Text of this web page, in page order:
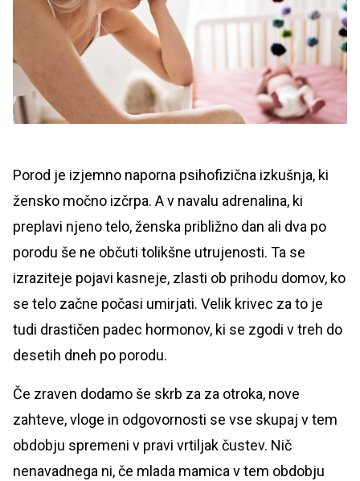
Porod je izjemno naporna psihofizična izkušnja, ki
žensko močno izčrpa. A v navalu adrenalina, ki
preplavi njeno telo, ženska približno dan ali dva po
porodu še ne občuti tolikšne utrujenosti. Ta se
izraziteje pojavi kasneje, zlasti ob prihodu domov, ko
se telo začne počasi umirjati. Velik krivec za to je
tudi drastičen padec hormonov, ki se zgodi v treh do
desetih dneh po porodu.
Če zraven dodamo še skrb za za otroka, nove
zahteve, vloge in odgovornosti se vse skupaj v tem
obdobju spremeni v pravi vrtiljak čustev. Nič
nenavadnega ni, če mlada mamica v tem obdobju